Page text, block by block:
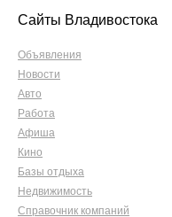
Сайты Владивостока
Объявления
Новости
Авто
Работа
Афиша
Кино
Базы отдыха
Недвижимость
Справочник компаний